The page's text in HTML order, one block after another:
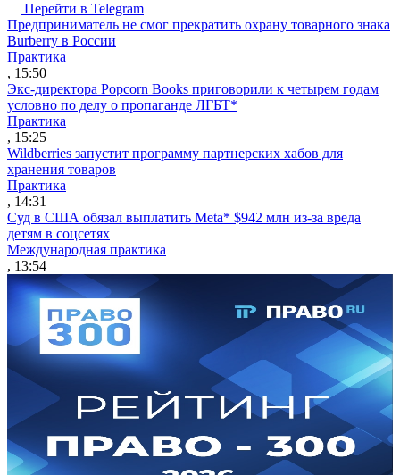
Перейти в Telegram
Предприниматель не смог прекратить охрану товарного знака
Burberry в России
Практика
, 15:50
Экс-директора Popcorn Books приговорили к четырем годам
условно по делу о пропаганде ЛГБТ*
Практика
, 15:25
Wildberries запустит программу партнерских хабов для
хранения товаров
Практика
, 14:31
Суд в США обязал выплатить Meta* $942 млн из-за вреда
детям в соцсетях
Международная практика
, 13:54